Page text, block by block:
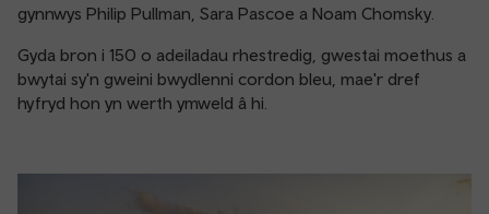
gynnwys Philip Pullman, Sara Pascoe a Noam Chomsky.
Gyda bron i 150 o adeiladau rhestredig, gwestai moethus a
bwytai sy'n gweini bwydlenni cordon bleu, mae'r dref
hyfryd hon yn werth ymweld â hi.